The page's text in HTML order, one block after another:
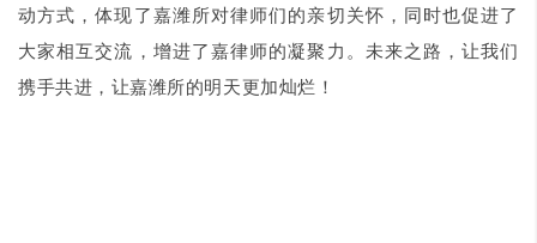
动方式，体现了嘉潍所对律师们的亲切关怀，同时也促进了
大家相互交流，增进了嘉律师的凝聚力。未来之路，让我们
携手共进，让嘉潍所的明天更加灿烂！